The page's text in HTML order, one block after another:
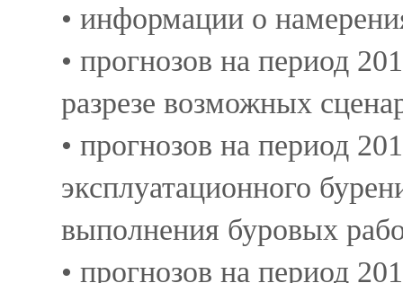
• информации о
• прогнозов на период
разрезе возможных
• прогнозов на период
эксплуатационного
выполнения буровых
• прогнозов на период